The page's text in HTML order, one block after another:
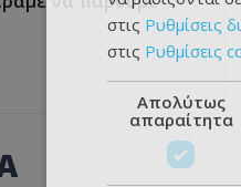
στις Ρυθμίσεις
στις Ρυθμίσεις
Απολύτως
απαραίτητα